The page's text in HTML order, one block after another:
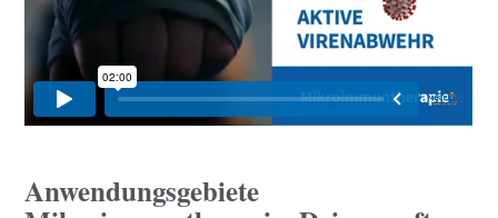
Anwendungsgebiete